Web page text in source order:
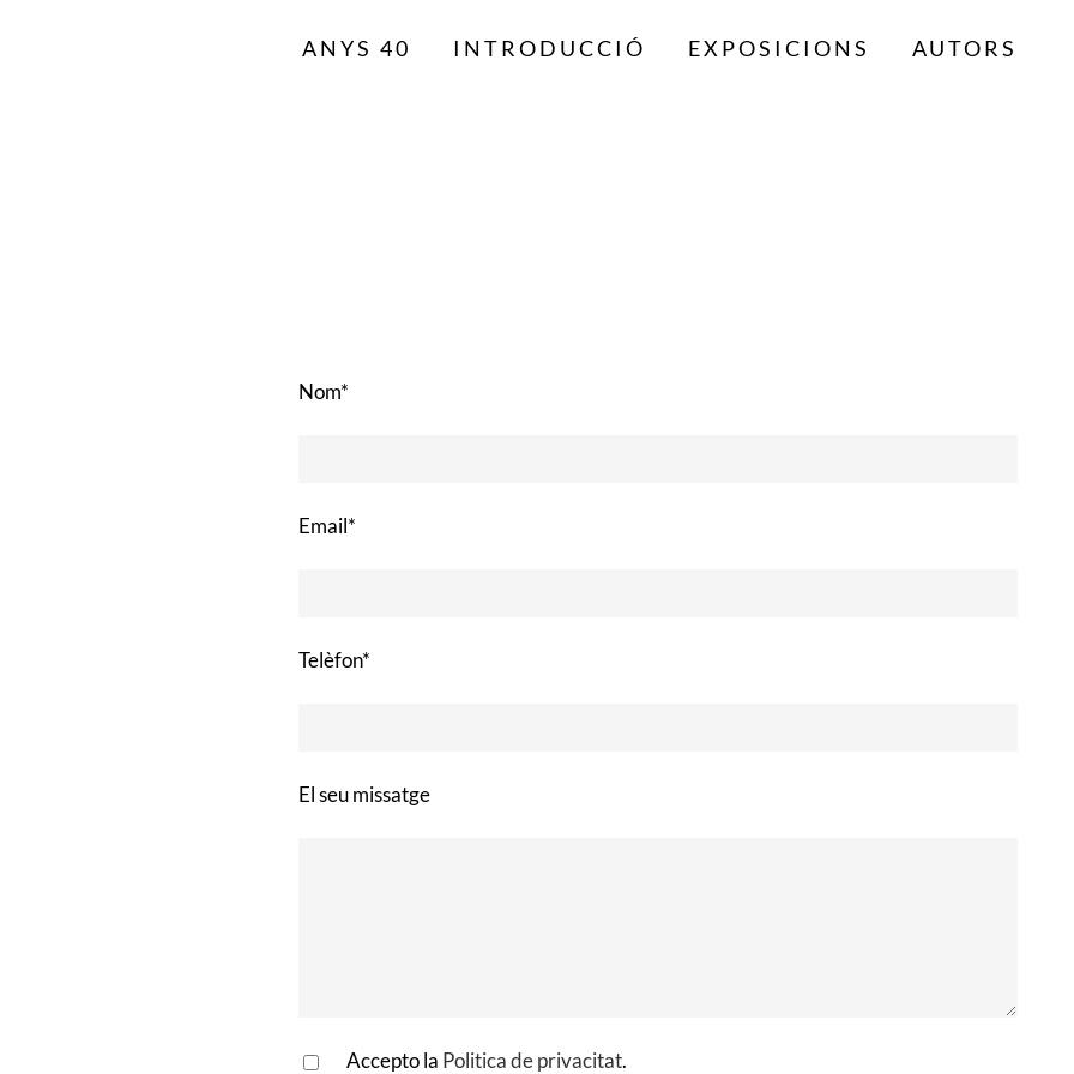
ANYS 40 INTRODUCCIÓ EXPOSICIONS AUTORS
Nom*
Email*
Telèfon*
El seu missatge
Accepto la Politica de privacitat.